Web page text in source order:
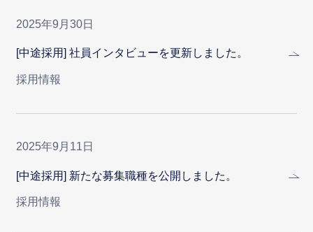
2025年9月30日
[中途採用] 社員インタビューを更新しました。
採用情報
2025年9月11日
[中途採用] 新たな募集職種を公開しました。
採用情報